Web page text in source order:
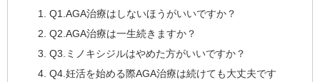
Q1.AGA治療はしないほうがいいですか？
Q2.AGA治療は一生続きますか？
Q3.ミノキシジルはやめた方がいいですか？
Q4.妊活を始める際AGA治療は続けても大丈夫です